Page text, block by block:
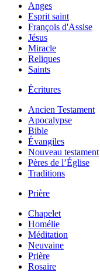
Anges
Esprit saint
François d'Assise
Jésus
Miracle
Reliques
Saints
Écritures
Ancien Testament
Apocalypse
Bible
Évangiles
Nouveau testament
Pères de l’Église
Traditions
Prière
Chapelet
Homélie
Méditation
Neuvaine
Prière
Rosaire